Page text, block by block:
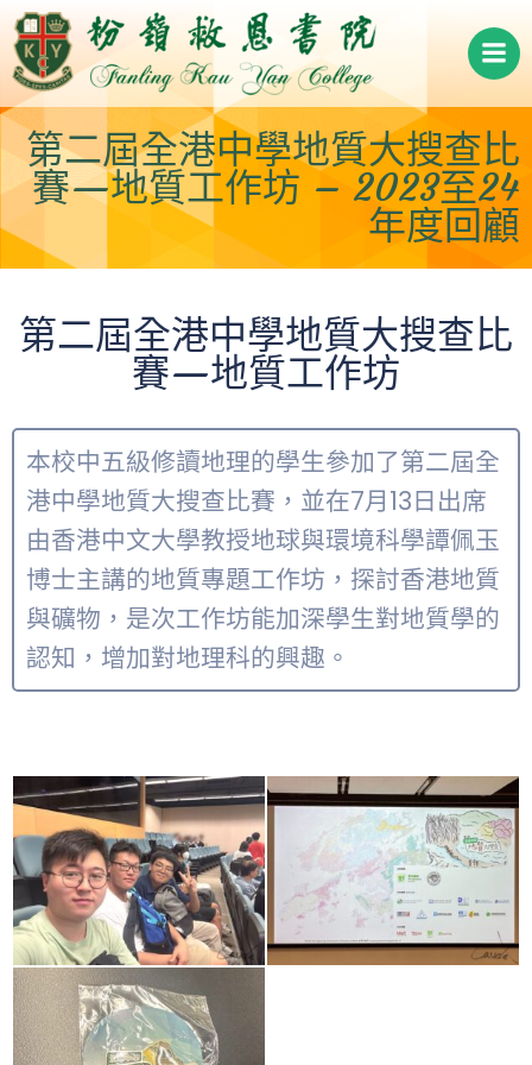
Skip
to
content
第二屆全港中學地質大搜查比
賽—地質工作坊 – 2023至24
年度回顧
第二屆全港中學地質大搜查比
賽—地質工作坊
本校中五級修讀地理的學生參加了第二屆全
港中學地質大搜查比賽，並在7月13日出席
由香港中文大學教授地球與環境科學譚佩玉
博士主講的地質專題工作坊，探討香港地質
與礦物，是次工作坊能加深學生對地質學的
認知，增加對地理科的興趣。